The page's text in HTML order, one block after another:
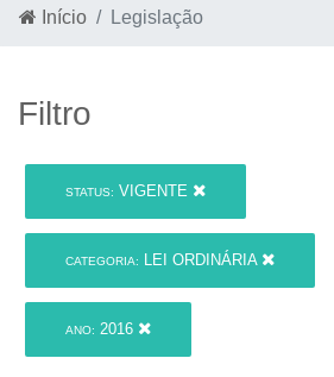
Início Legislação
Filtro
STATUS: VIGENTE
CATEGORIA: LEI ORDINÁRIA
ANO: 2016